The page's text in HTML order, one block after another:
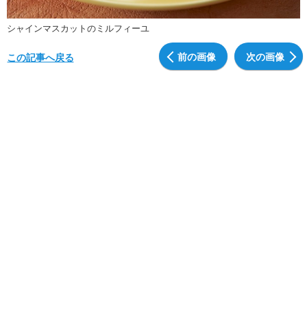
シャインマスカットのミルフィーユ
前の画像 次の画像
この記事へ戻る